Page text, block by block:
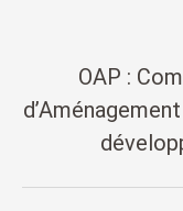
OAP :